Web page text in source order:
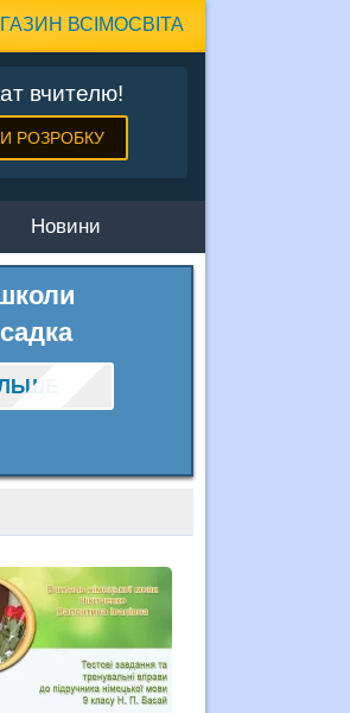
ВСІМОСВІТА
вчителю!
РОЗРОБКУ
Новини